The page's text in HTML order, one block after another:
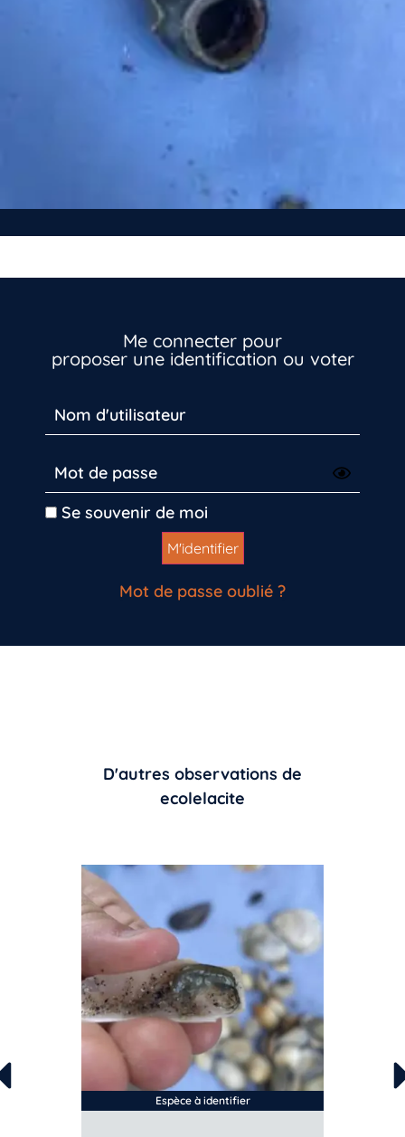
Me connecter pour
proposer une identification ou voter
Se souvenir de moi
Mot de passe oublié ?
D'autres observations de
ecolelacite
Espèce à identifier